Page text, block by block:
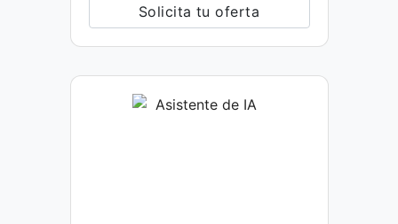
Solicita tu oferta